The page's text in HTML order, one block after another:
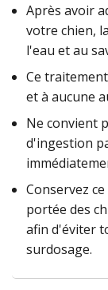
Après avoir
votre chien,
l'eau et au
Ce
et à aucune
Ne convient
d'ingestion
Conservez
portée des
afin d'éviter
surdosage.